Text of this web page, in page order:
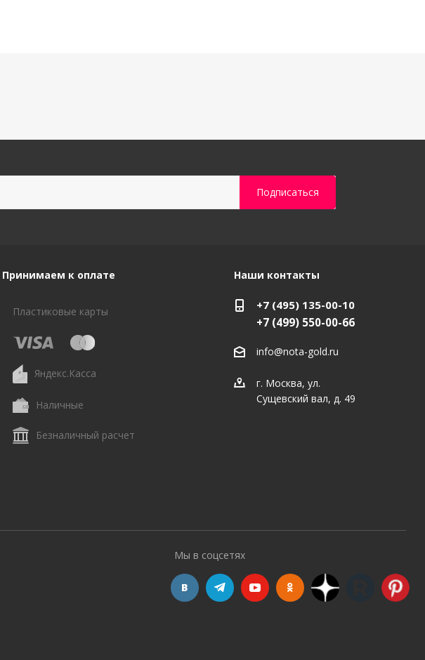
Принимаем к оплате
Пластиковые карты
Яндекс.Касса
Наличные
Безналичный расчет
Наши контакты
+7 (495) 135-00-10
+7 (499) 550-00-66
info@nota-gold.ru
г. Москва, ул.
Сущевский вал, д. 49
Мы в соцсетях